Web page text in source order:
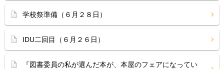
学校祭準備（６月２８日）
IDU二回目（６月２６日）
『図書委員の私が選んだ本が、本屋のフェアになってい